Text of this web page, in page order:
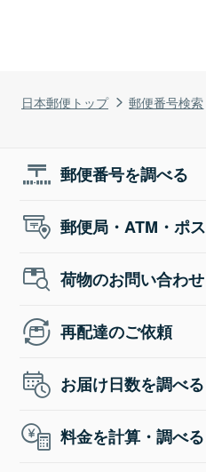
日本郵便トップ 郵便番号検索
郵便番号を調べる
郵便局・ATM・ポ
荷物のお問い合わせ
再配達のご依頼
お届け日数を調べる
料金を計算・調べる